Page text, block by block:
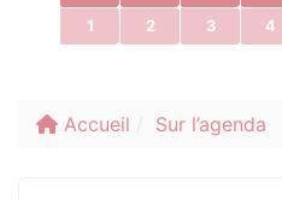
1 2 3 4
Accueil Sur l’agenda